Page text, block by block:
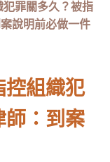
犯罪關多久？被指
說明前必做一件
控組織犯
師：到案